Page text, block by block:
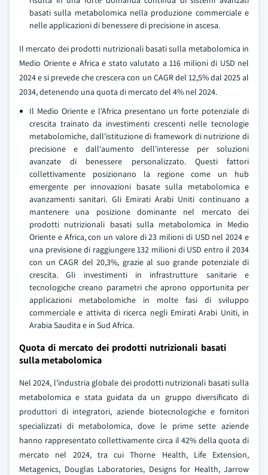
basati sulla metabolomica nella produzione commerciale e
nelle applicazioni di benessere di precisione in ascesa.
Il mercato dei prodotti nutrizionali basati sulla metabolomica in
Medio Oriente e Africa e stato valutato a 116 milioni di USD nel
2024 e si prevede che crescera con un CAGR del 12,5% dal 2025 al
2034, detenendo una quota di mercato del 4% nel 2024.
Il Medio Oriente e l'Africa presentano un forte potenziale di
crescita trainato da investimenti crescenti nelle tecnologie
metabolomiche, dall'istituzione di framework di nutrizione di
precisione e dall'aumento dell'interesse per soluzioni
avanzate di benessere personalizzato. Questi fattori
collettivamente posizionano la regione come un hub
emergente per innovazioni basate sulla metabolomica e
avanzamenti sanitari. Gli Emirati Arabi Uniti continuano a
mantenere una posizione dominante nel mercato dei
prodotti nutrizionali basati sulla metabolomica in Medio
Oriente e Africa, con un valore di 23 milioni di USD nel 2024 e
una previsione di raggiungere 132 milioni di USD entro il 2034
con un CAGR del 20,3%, grazie al suo grande potenziale di
crescita. Gli investimenti in infrastrutture sanitarie e
tecnologiche creano parametri che aprono opportunita per
applicazioni metabolomiche in molte fasi di sviluppo
commerciale e attivita di ricerca negli Emirati Arabi Uniti, in
Arabia Saudita e in Sud Africa.
Quota di mercato dei prodotti nutrizionali basati
sulla metabolomica
Nel 2024, l'industria globale dei prodotti nutrizionali basati sulla
metabolomica e stata guidata da un gruppo diversificato di
produttori di integratori, aziende biotecnologiche e fornitori
specializzati di metabolomica, dove le prime sette aziende
hanno rappresentato collettivamente circa il 42% della quota di
mercato nel 2024, tra cui Thorne Health, Life Extension,
Metagenics, Douglas Laboratories, Designs for Health, Jarrow